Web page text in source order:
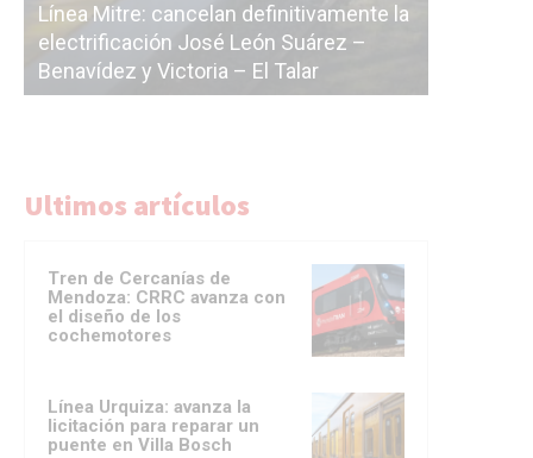
la
–
La Ciudad vuelve a postergar la
licitación de la línea F
Ultimos artículos
Tren de Cercanías de
Mendoza: CRRC avanza con
el diseño de los
cochemotores
Línea Urquiza: avanza la
licitación para reparar un
puente en Villa Bosch